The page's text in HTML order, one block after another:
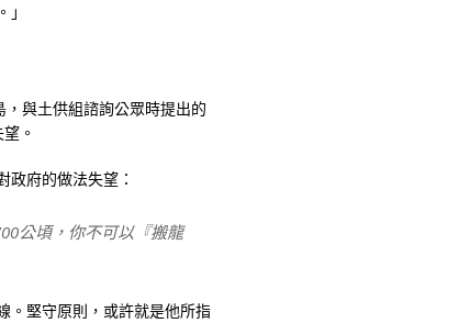
與土供組諮詢公眾時提出的
。
府的做法失望：
公頃，你不可以『搬龍
。堅守原則，或許就是他所指